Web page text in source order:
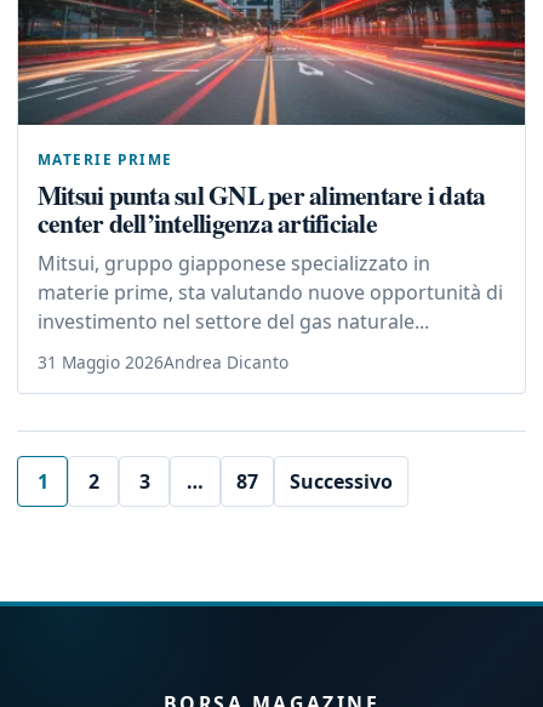
MATERIE PRIME
Mitsui punta sul GNL per alimentare i data
center dell’intelligenza artificiale
Mitsui, gruppo giapponese specializzato in
materie prime, sta valutando nuove opportunità di
investimento nel settore del gas naturale...
31 Maggio 2026Andrea Dicanto
1 2 3 … 87 Successivo